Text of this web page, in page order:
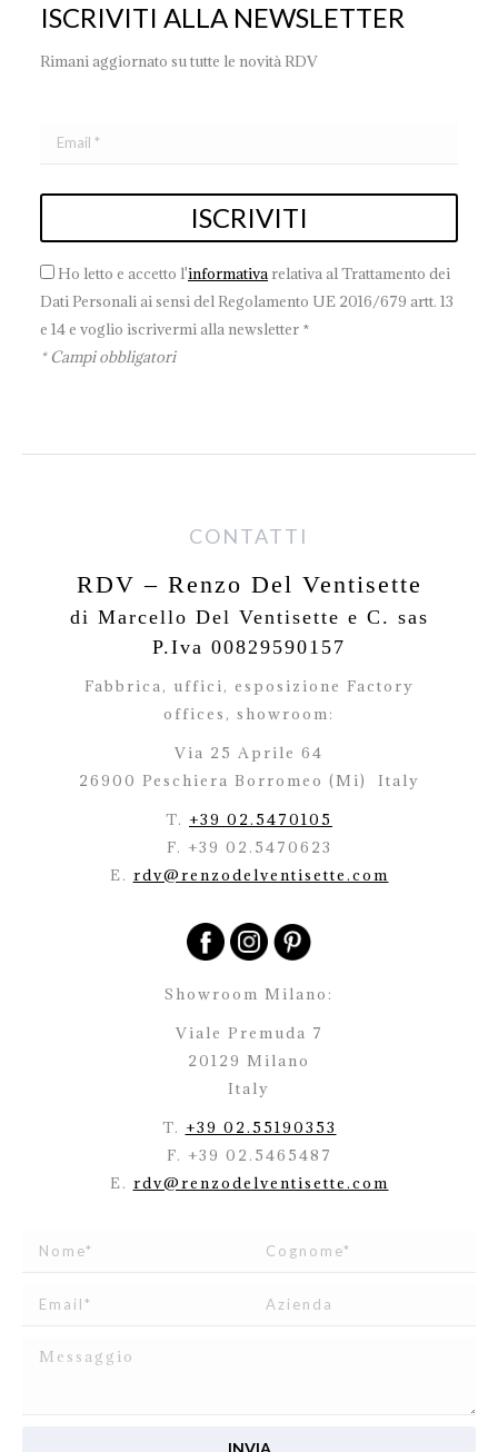
ISCRIVITI ALLA NEWSLETTER
Rimani aggiornato su tutte le novità RDV
Ho letto e accetto l'informativa relativa al Trattamento dei
Dati Personali ai sensi del Regolamento UE 2016/679 artt. 13
e 14 e voglio iscrivermi alla newsletter *
* Campi obbligatori
CONTATTI
RDV – Renzo Del Ventisette
di Marcello Del Ventisette e C. sas
P.Iva 00829590157
Fabbrica, uffici, esposizione Factory
offices, showroom:
Via 25 Aprile 64
26900 Peschiera Borromeo (Mi)
Italy
T. +39 02.5470105
F. +39 02.5470623
E. rdv@renzodelventisette.com
Showroom Milano:
Viale Premuda 7
20129 Milano
Italy
T. +39 02.55190353
F. +39 02.5465487
E. rdv@renzodelventisette.com